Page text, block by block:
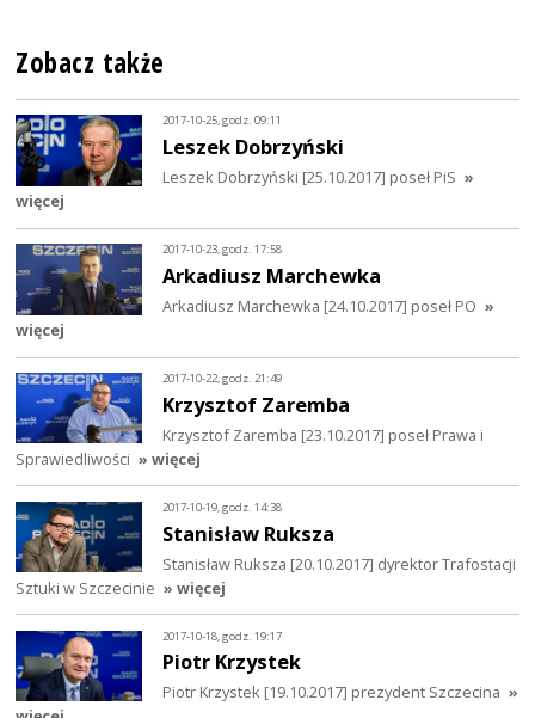
Zobacz także
2017-10-25, godz. 09:11
Leszek Dobrzyński
Leszek Dobrzyński [25.10.2017] poseł PiS »
więcej
2017-10-23, godz. 17:58
Arkadiusz Marchewka
Arkadiusz Marchewka [24.10.2017] poseł PO »
więcej
2017-10-22, godz. 21:49
Krzysztof Zaremba
Krzysztof Zaremba [23.10.2017] poseł Prawa i
Sprawiedliwości » więcej
2017-10-19, godz. 14:38
Stanisław Ruksza
Stanisław Ruksza [20.10.2017] dyrektor Trafostacji
Sztuki w Szczecinie » więcej
2017-10-18, godz. 19:17
Piotr Krzystek
Piotr Krzystek [19.10.2017] prezydent Szczecina »